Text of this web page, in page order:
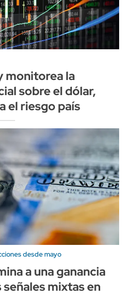
monitorea la
sobre el dólar,
el riesgo país
desde mayo
a una ganancia
mixtas en